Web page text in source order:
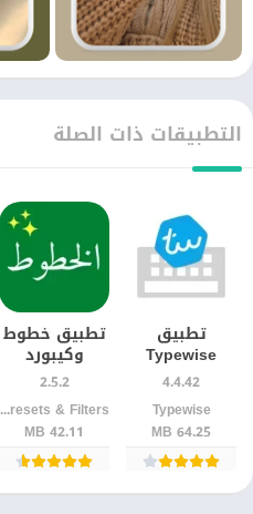
التطبيقات ذات الصلة
تطبيق
Typewise
Custom
Keyboard
للأندرويد
بسهولة
وسرعة
4.4.42
Typewise
64.25 MB
تطبيق خطوط
وكيبورد
مزخرف
احترافي
للأندرويد –
إصدار سريع
وخفيف
2.5.2
Mobile Presets & Filters‏
42.11 MB